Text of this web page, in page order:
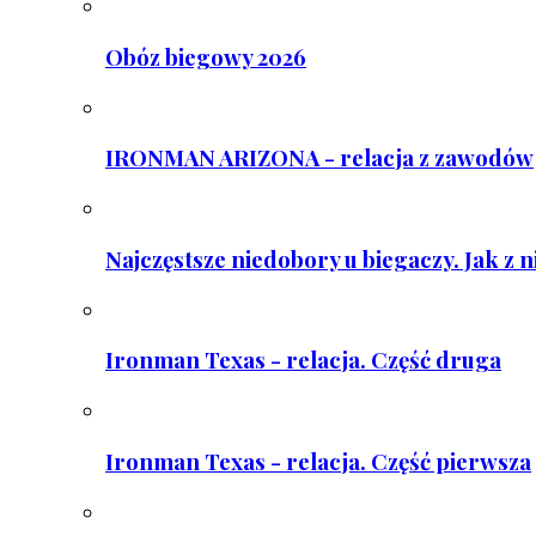
Obóz biegowy 2026
IRONMAN ARIZONA - relacja z zawodów
Najczęstsze niedobory u biegaczy. Jak z
Ironman Texas - relacja. Część druga
Ironman Texas - relacja. Część pierwsza